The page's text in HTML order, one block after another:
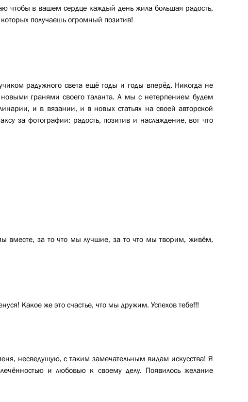
чтобы в вашем сердце каждый день жила большая радость,
получаешь огромный позитив!
радужного света ещё годы и годы вперёд. Никогда не
гранями своего таланта. А мы с нетерпением будем
и в вязании, и в новых статьях на своей авторской
за фотографии: радость, позитив и наслаждение, вот что
вместе, за то что мы лучшие, за то что мы творим, живём,
Какое же это счастье, что мы дружим. Успехов тебе!!!
несведущую, с таким замечательным видам искусства! Я
и любовью к своему делу. Появилось желание